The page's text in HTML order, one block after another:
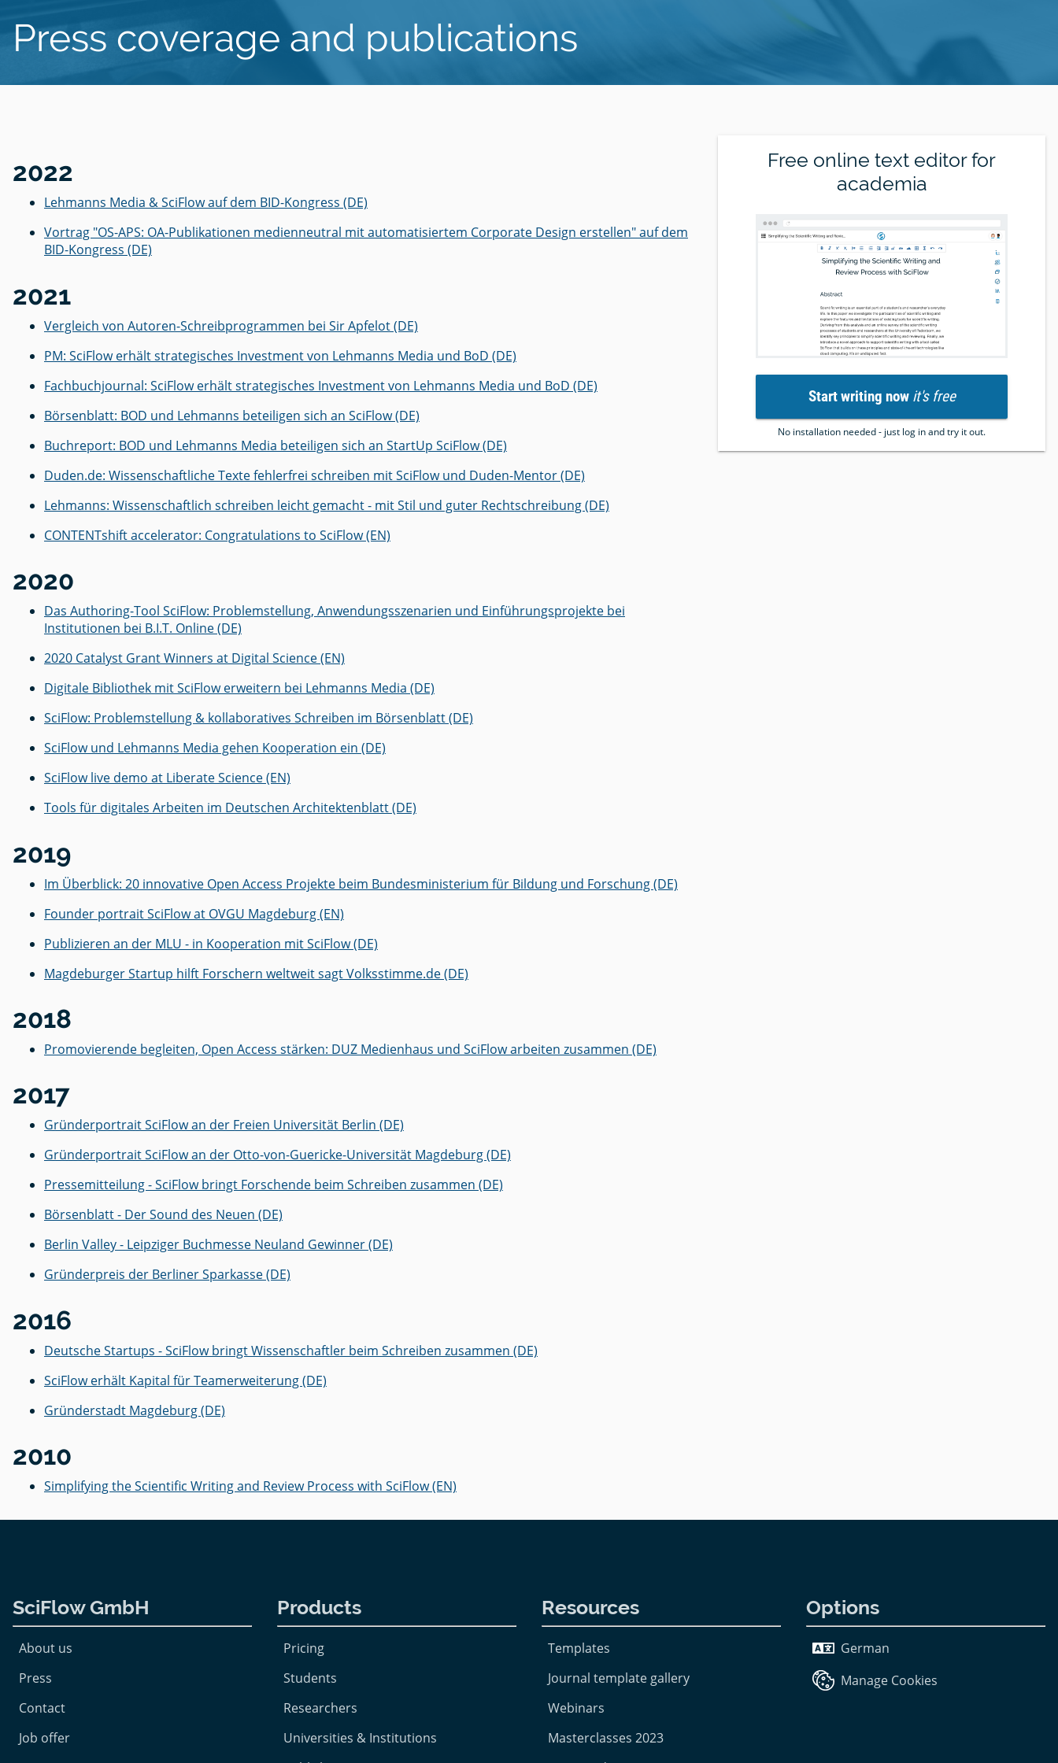
manage &
Introduce
SciFlow
at your
How to
cite a
basics &
Bachelor
write it
Emerging
Standard
Publishing
Barrierefreiheit
- Sind Ihre
Publikationen
Accessibility
publications
ready?
Press coverage and publications
2022
Lehmanns Media & SciFlow auf dem BID-Kongress (DE)
Vortrag "OS-APS: OA-Publikationen medienneutral mit automatisiertem Corporate Design erstellen" auf dem
BID-Kongress (DE)
2021
Vergleich von Autoren-Schreibprogrammen bei Sir Apfelot (DE)
PM: SciFlow erhält strategisches Investment von Lehmanns Media und BoD (DE)
Fachbuchjournal: SciFlow erhält strategisches Investment von Lehmanns Media und BoD (DE)
Börsenblatt: BOD und Lehmanns beteiligen sich an SciFlow (DE)
Buchreport: BOD und Lehmanns Media beteiligen sich an StartUp SciFlow (DE)
Duden.de: Wissenschaftliche Texte fehlerfrei schreiben mit SciFlow und Duden-Mentor (DE)
Lehmanns: Wissenschaftlich schreiben leicht gemacht - mit Stil und guter Rechtschreibung (DE)
CONTENTshift accelerator: Congratulations to SciFlow (EN)
2020
Das Authoring-Tool SciFlow: Problemstellung, Anwendungsszenarien und Einführungsprojekte bei
Institutionen bei B.I.T. Online (DE)
2020 Catalyst Grant Winners at Digital Science (EN)
Digitale Bibliothek mit SciFlow erweitern bei Lehmanns Media (DE)
SciFlow: Problemstellung & kollaboratives Schreiben im Börsenblatt (DE)
SciFlow und Lehmanns Media gehen Kooperation ein (DE)
SciFlow live demo at Liberate Science (EN)
Tools für digitales Arbeiten im Deutschen Architektenblatt (DE)
2019
Im Überblick: 20 innovative Open Access Projekte beim Bundesministerium für Bildung und Forschung (DE)
Founder portrait SciFlow at OVGU Magdeburg (EN)
Publizieren an der MLU - in Kooperation mit SciFlow (DE)
Magdeburger Startup hilft Forschern weltweit sagt Volksstimme.de (DE)
2018
Promovierende begleiten, Open Access stärken: DUZ Medienhaus und SciFlow arbeiten zusammen (DE)
2017
Gründerportrait SciFlow an der Freien Universität Berlin (DE)
Gründerportrait SciFlow an der Otto-von-Guericke-Universität Magdeburg (DE)
Pressemitteilung - SciFlow bringt Forschende beim Schreiben zusammen (DE)
Börsenblatt - Der Sound des Neuen (DE)
Berlin Valley - Leipziger Buchmesse Neuland Gewinner (DE)
Gründerpreis der Berliner Sparkasse (DE)
2016
Deutsche Startups - SciFlow bringt Wissenschaftler beim Schreiben zusammen (DE)
SciFlow erhält Kapital für Teamerweiterung (DE)
Gründerstadt Magdeburg (DE)
2010
Simplifying the Scientific Writing and Review Process with SciFlow (EN)
Free online text editor for
academia
Start writing nowit's free
No installation needed - just log in and try it out.
SciFlow GmbH
About us
Press
Contact
Job offer
Products
Pricing
Students
Researchers
Universities & Institutions
Resources
Templates
Journal template gallery
Webinars
Masterclasses 2023
Options
German
Manage Cookies